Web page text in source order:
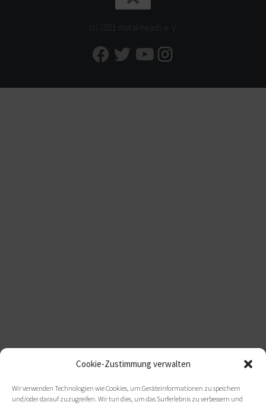
Cookie-Zustimmung verwalten
Wir verwenden Technologien wie Cookies, um Geräteinformationen zu speichern
und/oder darauf zuzugreifen. Wir tun dies, um das Surferlebnis zu verbessern und
(c) 2021 metal-heads e. V.